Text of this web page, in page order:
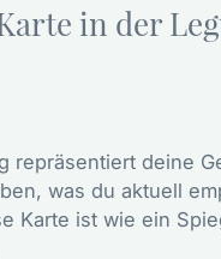
in der
repräsentiert deine
was du aktuell
Karte ist wie ein